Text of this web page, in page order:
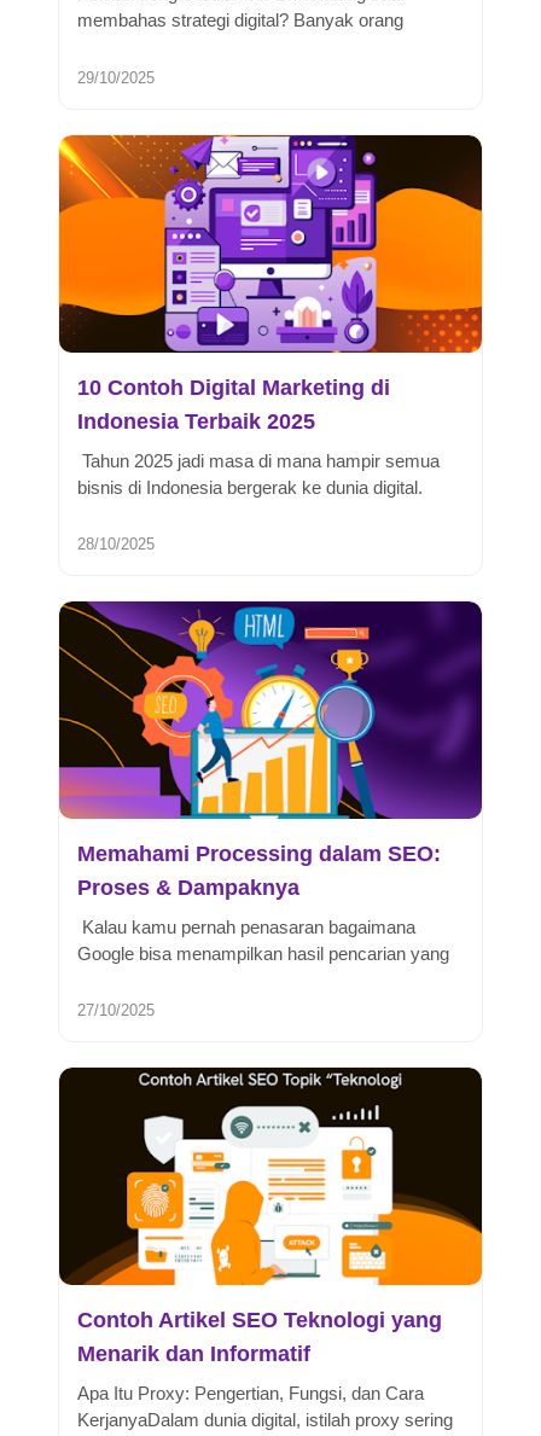
membahas strategi digital? Banyak orang
29/10/2025
10 Contoh Digital Marketing di
Indonesia Terbaik 2025
Tahun 2025 jadi masa di mana hampir semua
bisnis di Indonesia bergerak ke dunia digital.
28/10/2025
Memahami Processing dalam SEO:
Proses & Dampaknya
Kalau kamu pernah penasaran bagaimana
Google bisa menampilkan hasil pencarian yang
27/10/2025
Contoh Artikel SEO Teknologi yang
Menarik dan Informatif
Apa Itu Proxy: Pengertian, Fungsi, dan Cara
KerjanyaDalam dunia digital, istilah proxy sering